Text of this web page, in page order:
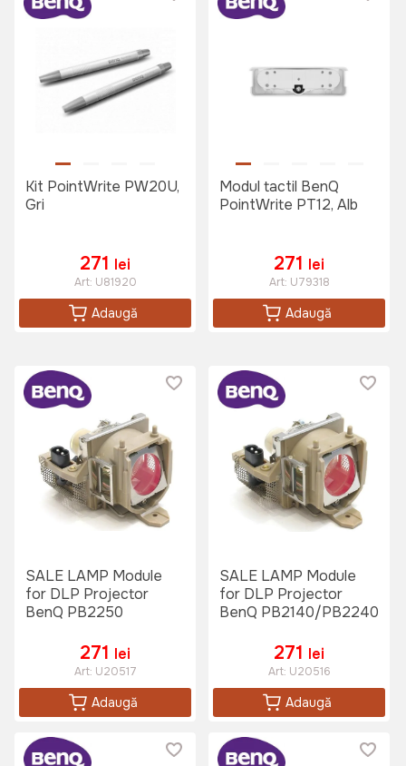
Kit PointWrite PW20U,
Gri
271 lei
Art: U81920
Adaugă
Modul tactil BenQ
PointWrite PT12, Alb
271 lei
Art: U79318
Adaugă
SALE LAMP Module
for DLP Projector
BenQ PB2250
271 lei
Art: U20517
Adaugă
SALE LAMP Module
for DLP Projector
BenQ PB2140/PB2240
271 lei
Art: U20516
Adaugă